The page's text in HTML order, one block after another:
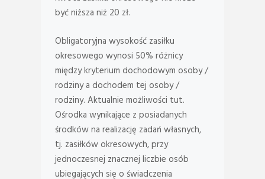
być niższa niż 20 zł.
Obligatoryjna wysokość zasiłku
okresowego wynosi 50% różnicy
między kryterium dochodowym osoby /
rodziny a dochodem tej osoby /
rodziny. Aktualnie możliwości tut.
Ośrodka wynikające z posiadanych
środków na realizację zadań własnych,
tj. zasiłków okresowych, przy
jednoczesnej znacznej liczbie osób
ubiegających się o świadczenia